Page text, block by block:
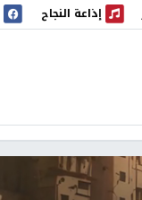
إذاعة النجاح
إذاعة النجاح